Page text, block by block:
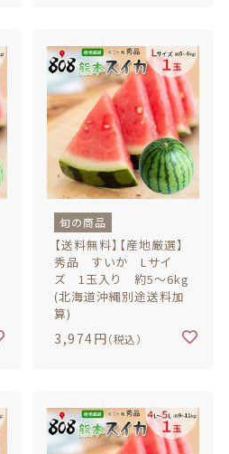
旬の商品
【送料無料】【産地厳選】
秀品 すいか Lサイ
ズ 1玉入り 約5～6kg
(北海道沖縄別途送料加
算)
3,974円（税込）